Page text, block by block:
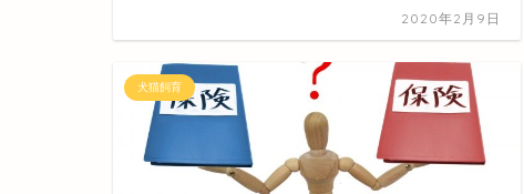
2020年2月9日
犬猫飼育